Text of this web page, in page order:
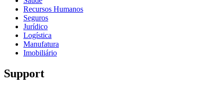
Recursos Humanos
Seguros
Jurídico
Logística
Manufatura
Imobiliário
Support